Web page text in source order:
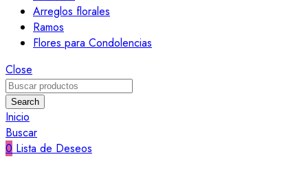
Arreglos florales
Ramos
Flores para Condolencias
Close
Search
Inicio
Buscar
0 Lista de Deseos